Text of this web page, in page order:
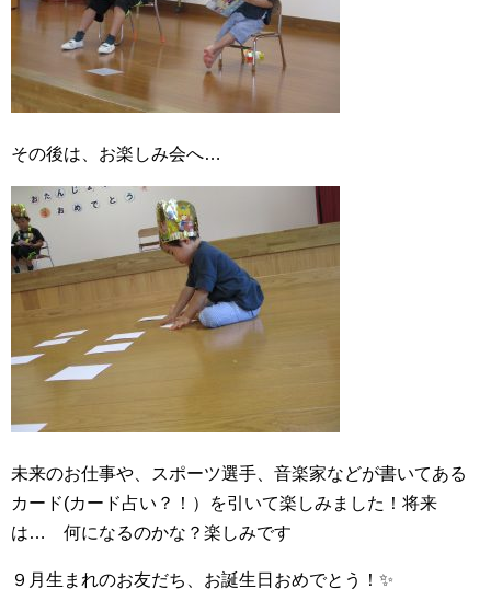
その後は、お楽しみ会へ…
未来のお仕事や、スポーツ選手、音楽家などが書いてある
カード(カード占い？！）を引いて楽しみました！将来
は… 何になるのかな？楽しみです
９月生まれのお友だち、お誕生日おめでとう！✨